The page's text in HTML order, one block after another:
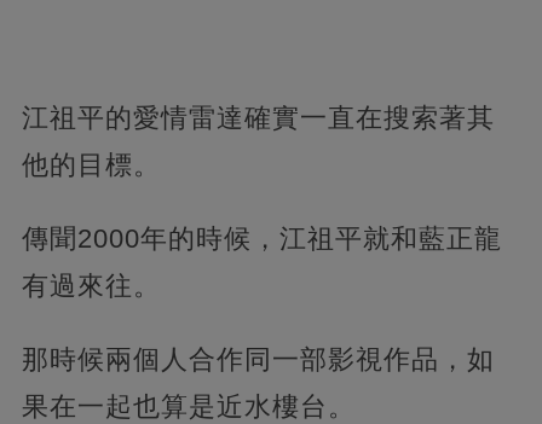
江祖平的愛情雷達確實一直在搜索著其
他的目標。
傳聞2000年的時候，江祖平就和藍正龍
有過來往。
那時候兩個人合作同一部影視作品，如
果在一起也算是近水樓台。